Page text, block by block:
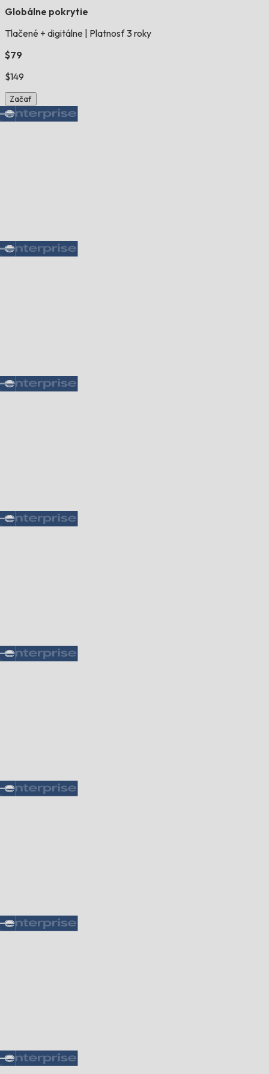
Globálne pokrytie
Tlačené + digitálne
Platnosť 3 roky
$79
$149
Začať